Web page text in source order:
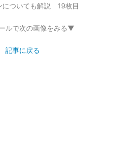
についても解説 19枚目
ルで次の画像をみる▼
記事に戻る